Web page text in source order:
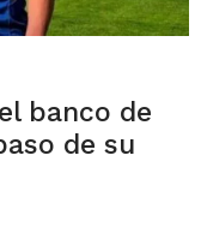
banco de
de su